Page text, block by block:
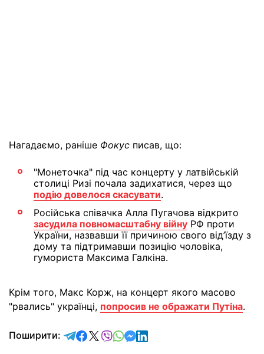
Нагадаємо, раніше Фокус писав, що:
"Монеточка" під час концерту у латвійській
столиці Ризі почала задихатися, через що
подію довелося скасувати.
Російська співачка Алла Пугачова відкрито
засудила повномасштабну війну РФ проти
України, назвавши її причиною свого від’їзду з
дому та підтримавши позицію чоловіка,
гумориста Максима Галкіна.
Крім того, Макс Корж, на концерт якого масово
"рвались" українці, попросив не ображати Путіна.
Поширити: відправити у Telegram
поділитись у Facebook
поділитись у X
відправити у Viber
відправити у Whatsapp
відправити у Messenger
відправити у LinkedIn